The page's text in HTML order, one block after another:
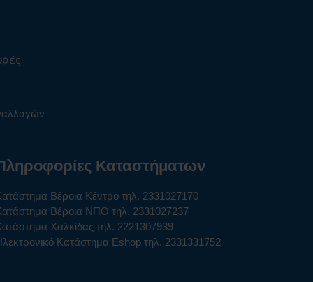
Καταστήματων
Βέροια Κέντρο τηλ. 2331027170
Βέροια ΝΠΟ τηλ. 2331027237
Χαλκίδας τηλ. 2221307939
Κατάστημα Eshop τηλ. 2331331752